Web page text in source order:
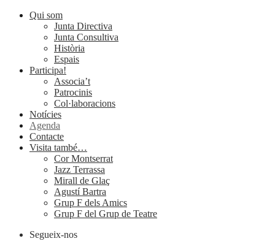
Qui som
Junta Directiva
Junta Consultiva
Història
Espais
Participa!
Associa’t
Patrocinis
Col·laboracions
Notícies
Agenda
Contacte
Visita també…
Cor Montserrat
Jazz Terrassa
Mirall de Glaç
Agustí Bartra
Grup F dels Amics
Grup F del Grup de Teatre
Segueix-nos